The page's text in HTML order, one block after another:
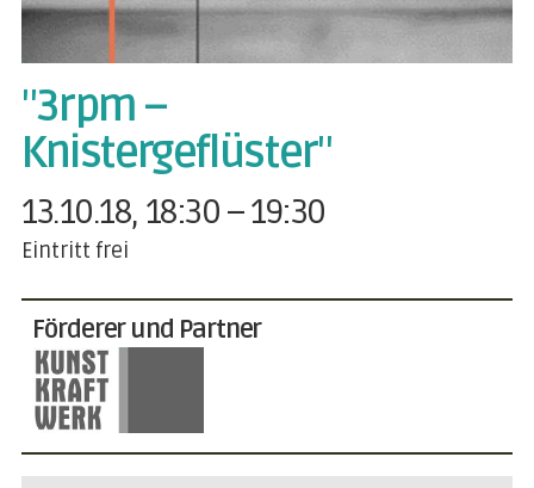
"3rpm –
Knistergeflüster"
13.10.18, 18:30 – 19:30
Eintritt frei
Förderer und Partner